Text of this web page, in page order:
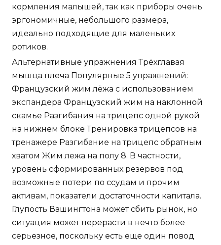
кормления малышей, так как приборы очень
эргономичные, небольшого размера,
идеально подходящие для маленьких
ротиков.
Альтернативные упражнения Трёхглавая
мышца плеча Популярные 5 упражнений:
Французский жим лёжа с использованием
экспандера Французский жим на наклонной
скамье Разгибания на трицепс одной рукой
на нижнем блоке Тренировка трицепсов на
тренажере Разгибание на трицепс обратным
хватом Жим лежа на полу 8. В частности,
уровень сформированных резервов под
возможные потери по ссудам и прочим
активам, показатели достаточности капитала.
Глупость Вашингтона может сбить рынок, но
ситуация может перерасти в нечто более
серьезное, поскольку есть еще один повод